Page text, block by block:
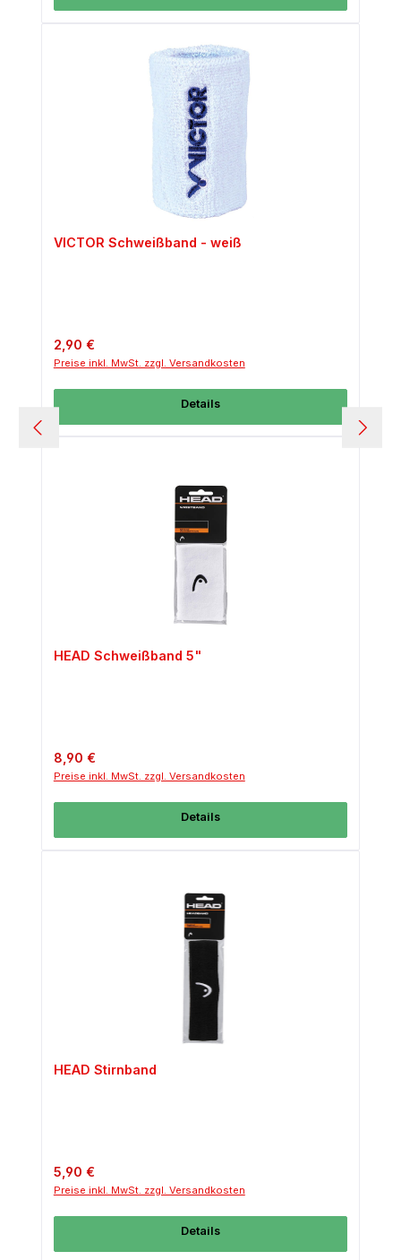
VICTOR Schweißband - weiß
Regulärer Preis:
2,90 €
Preise inkl. MwSt. zzgl. Versandkosten
Details
HEAD Schweißband 5"
Regulärer Preis:
8,90 €
Preise inkl. MwSt. zzgl. Versandkosten
Details
HEAD Stirnband
Regulärer Preis:
5,90 €
Preise inkl. MwSt. zzgl. Versandkosten
Details